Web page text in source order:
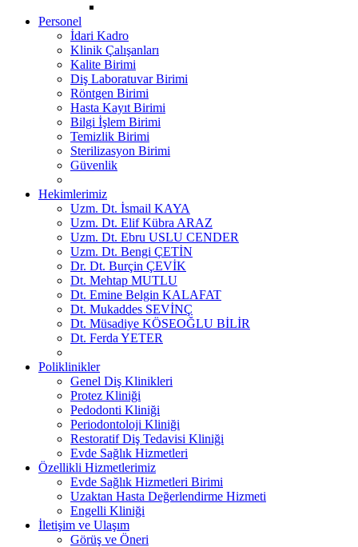
Personel
İdari Kadro
Klinik Çalışanları
Kalite Birimi
Diş Laboratuvar Birimi
Röntgen Birimi
Hasta Kayıt Birimi
Bilgi İşlem Birimi
Temizlik Birimi
Sterilizasyon Birimi
Güvenlik
Hekimlerimiz
Uzm. Dt. İsmail KAYA
Uzm. Dt. Elif Kübra ARAZ
Uzm. Dt. Ebru USLU CENDER
Uzm. Dt. Bengi ÇETİN
Dr. Dt. Burçin ÇEVİK
Dt. Mehtap MUTLU
Dt. Emine Belgin KALAFAT
Dt. Mukaddes SEVİNÇ
Dt. Müsadiye KÖSEOĞLU BİLİR
Dt. Ferda YETER
Poliklinikler
Genel Diş Klinikleri
Protez Kliniği
Pedodonti Kliniği
Periodontoloji Kliniği
Restoratif Diş Tedavisi Kliniği
Evde Sağlık Hizmetleri
Özellikli Hizmetlerimiz
Evde Sağlık Hizmetleri Birimi
Uzaktan Hasta Değerlendirme Hizmeti
Engelli Kliniği
İletişim ve Ulaşım
Görüş ve Öneri